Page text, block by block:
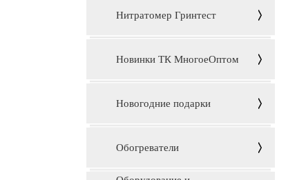
Нитратомер Гринтест
Новинки ТК МногоеОптом
Новогодние подарки
Обогреватели